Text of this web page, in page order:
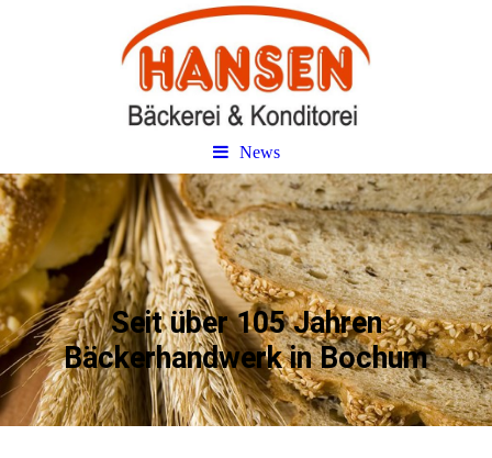
News
Seit über 105 Jahren
Bäckerhandwerk in Bochum